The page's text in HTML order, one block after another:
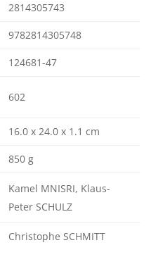
2814305743
9782814305748
124681-47
602
16.0 x 24.0 x 1.1 cm
850 g
Kamel MNISRI, Klaus-
Peter SCHULZ
Christophe SCHMITT